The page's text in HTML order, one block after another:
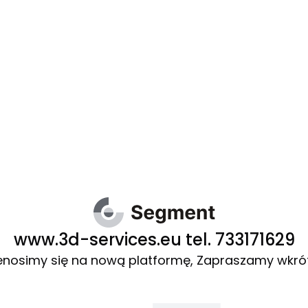
www.3d-services.eu tel. 733171629
się na nową platformę, Zapraszamy